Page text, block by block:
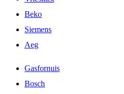
Beko
Siemens
Aeg
Gasfornuis
Bosch